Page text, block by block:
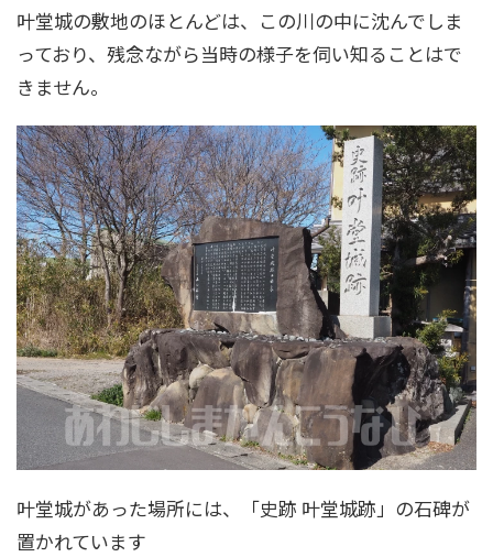
叶堂城の敷地のほとんどは、この川の中に沈んでしま
っており、残念ながら当時の様子を伺い知ることはで
きません。
叶堂城があった場所には、「史跡 叶堂城跡」の石碑が
置かれています